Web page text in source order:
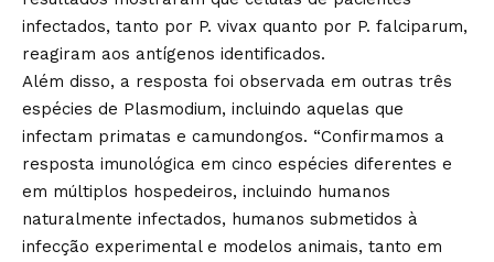
infectados, tanto por P. vivax quanto por P. falciparum,
reagiram aos antígenos identificados.
Além disso, a resposta foi observada em outras três
espécies de Plasmodium, incluindo aquelas que
infectam primatas e camundongos. “Confirmamos a
resposta imunológica em cinco espécies diferentes e
em múltiplos hospedeiros, incluindo humanos
naturalmente infectados, humanos submetidos à
infecção experimental e modelos animais, tanto em